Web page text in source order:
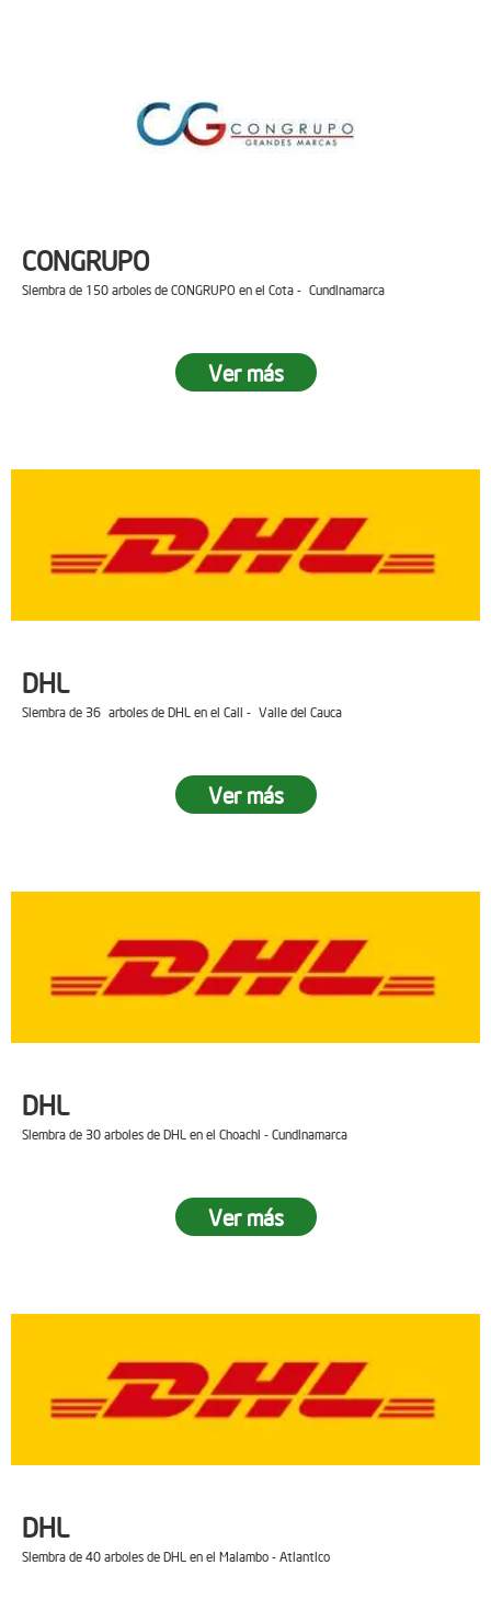
CONGRUPO
Siembra de 150 arboles de CONGRUPO en el Cota - Cundinamarca
Ver más
DHL
Siembra de 36 arboles de DHL en el Cali - Valle del Cauca
Ver más
DHL
Siembra de 30 arboles de DHL en el Choachi - Cundinamarca
Ver más
DHL
Siembra de 40 arboles de DHL en el Malambo - Atlantico